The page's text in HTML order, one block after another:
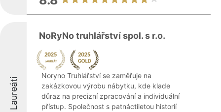
Laureáti
NoRyNo truhlářství spol. s r.o.
Noryno Truhlářství se zaměřuje na
zakázkovou výrobu nábytku, kde klade
důraz na precizní zpracování a individuální
přístup. Společnost s patnáctiletou historií